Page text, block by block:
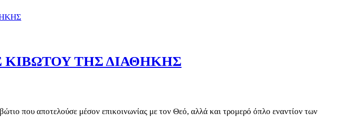
ΤΗΣ ΔΙΑΘΗΚΗΣ
που αποτελούσε μέσον επικοινωνίας με τον Θεό, αλλά και τρομερό όπλο εναντίον των